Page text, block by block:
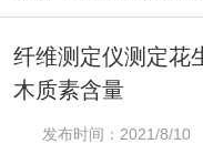
纤维测定仪测定花
木质素含量
发布时间：2021/8/10